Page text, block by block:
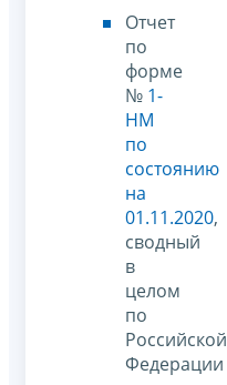
Отчет
по
форме
№ 1-
НМ
по
состоянию
на
01.11.2020,
сводный
в
целом
по
Российской
Федерации